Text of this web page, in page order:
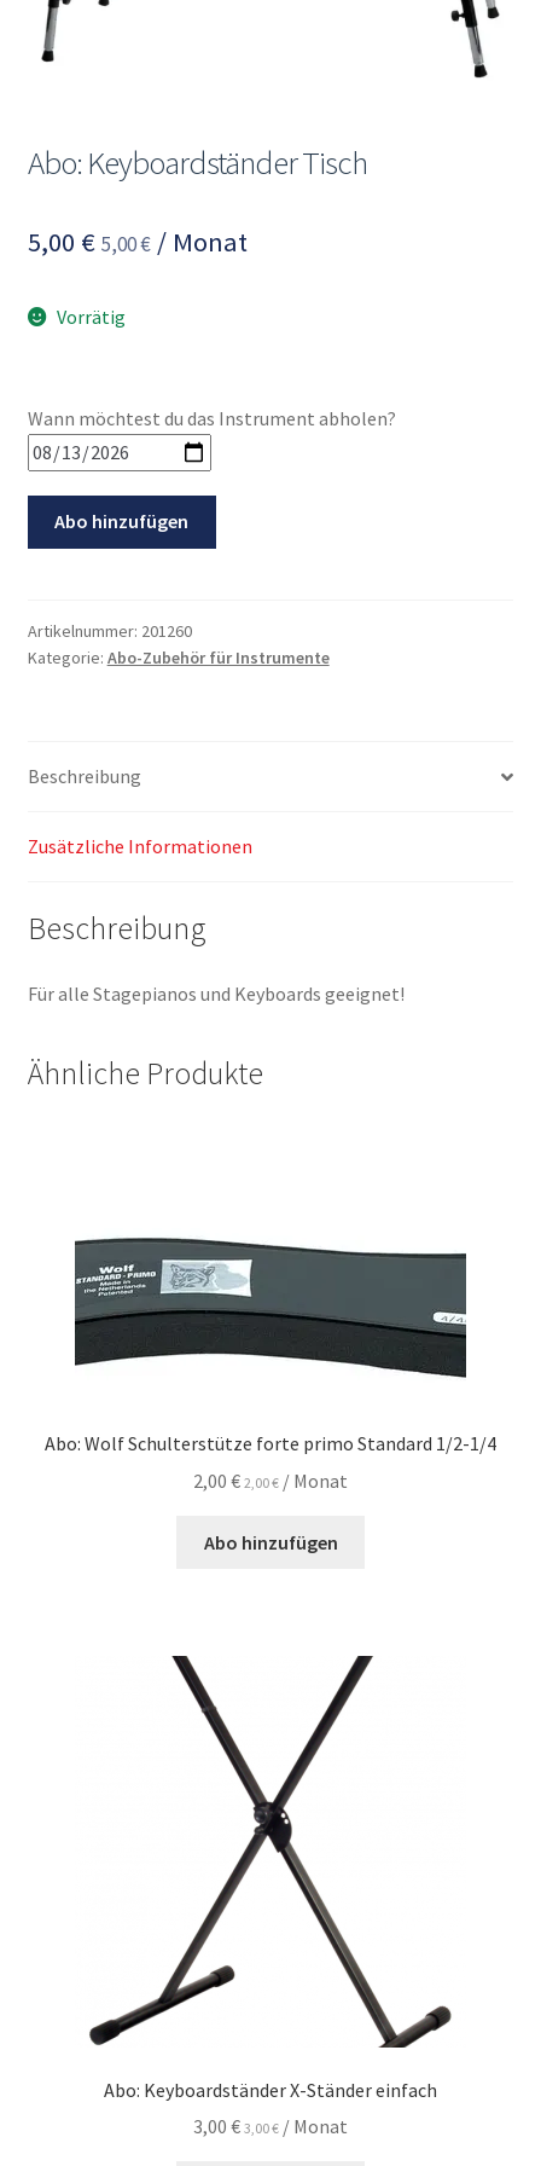
Mein Konto
Abo: Keyboardständer Tisch
5,00 € 5,00€ / Monat
Vorrätig
Wann möchtest du das Instrument abholen?
Keyboardständer
Abo hinzufügen
Artikelnummer: 201260
Kategorie: Abo-Zubehör für Instrumente
Beschreibung
Zusätzliche Informationen
Beschreibung
Für alle Stagepianos und Keyboards geeignet!
Ähnliche Produkte
Abo: Wolf Schulterstütze forte primo Standard 1/2-1/4
2,00 € 2,00€ / Monat
Abo hinzufügen
Abo: Keyboardständer X-Ständer einfach
3,00 € 3,00€ / Monat